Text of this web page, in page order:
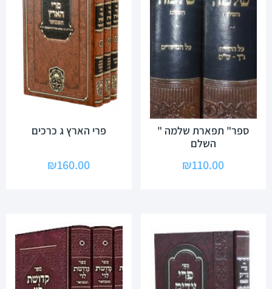
ספר" תפארת שלמה "
השלם
₪110.00
פרי הארץ ג כרכים
₪160.00